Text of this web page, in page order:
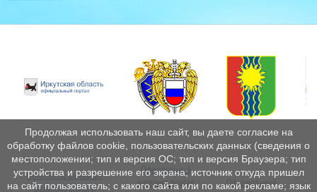
Министерство социального
развития, опеки и
Официальный
интернетпортал
Официальный
Продолжая использовать наш сайт, вы даете согласие на
обработку файлов cookie, пользовательских данных (сведения о
местоположении; тип и версия ОС; тип и версия Браузера; тип
устройства и разрешение его экрана; источник откуда пришел
на сайт пользователь; с какого сайта или по какой рекламе; язык